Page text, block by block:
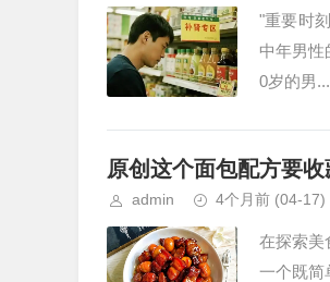
"重要时
中年男性
0岁的男...
原创这个面包配方要
admin 4个月前 (04-17)
在探索美
一个既